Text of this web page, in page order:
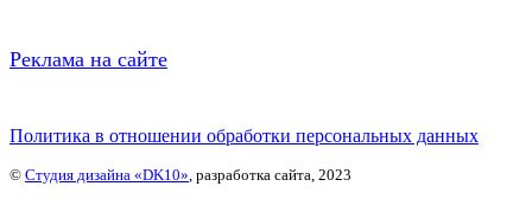
Реклама на сайте
Политика в отношении обработки персональных данных
© Студия дизайна «DK10», разработка сайта, 2023